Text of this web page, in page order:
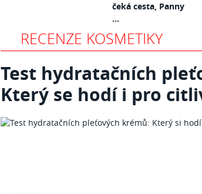
čeká cesta, Panny
...
RECENZE KOSMETIKY
Test hydratačních
Který se hodí i pro